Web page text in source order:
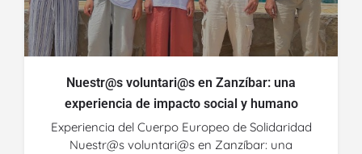
Nuestr@s voluntari@s en Zanzíbar: una
experiencia de impacto social y humano
Experiencia del Cuerpo Europeo de Solidaridad
Nuestr@s voluntari@s en Zanzíbar: una